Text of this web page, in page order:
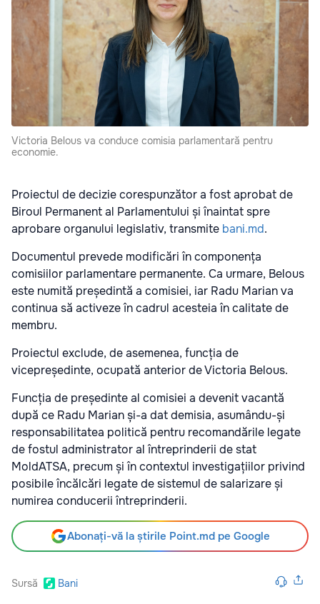
Victoria Belous va conduce comisia parlamentară pentru
economie.
Proiectul de decizie corespunzător a fost aprobat de
Biroul Permanent al Parlamentului și înaintat spre
aprobare organului legislativ, transmite bani.md.
Documentul prevede modificări în componența
comisiilor parlamentare permanente. Ca urmare, Belous
este numită președintă a comisiei, iar Radu Marian va
continua să activeze în cadrul acesteia în calitate de
membru.
Proiectul exclude, de asemenea, funcția de
vicepreședinte, ocupată anterior de Victoria Belous.
Funcția de președinte al comisiei a devenit vacantă
după ce Radu Marian și-a dat demisia, asumându-și
responsabilitatea politică pentru recomandările legate
de fostul administrator al întreprinderii de stat
MoldATSA, precum și în contextul investigațiilor privind
posibile încălcări legate de sistemul de salarizare și
numirea conducerii întreprinderii.
Abonați-vă la știrile Point.md pe Google
Sursă Bani